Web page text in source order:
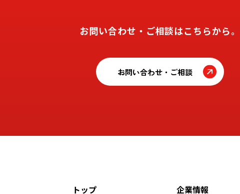
お問い合わせ・ご相談はこちらから。
お問い合わせ・ご相談
トップ
企業情報